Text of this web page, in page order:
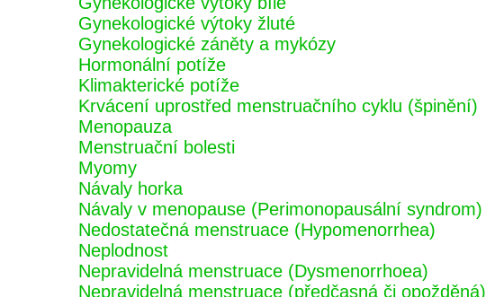
Gynekologické výtoky žluté
Gynekologické záněty a mykózy
Hormonální potíže
Klimakterické potíže
Krvácení uprostřed menstruačního cyklu (špinění)
Menopauza
Menstruační bolesti
Myomy
Návaly horka
Návaly v menopause (Perimonopausální syndrom)
Nedostatečná menstruace (Hypomenorrhea)
Neplodnost
Nepravidelná menstruace (Dysmenorrhoea)
Nepravidelná menstruace (předčasná či opožděná)